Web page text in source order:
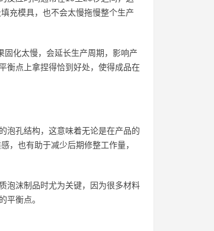
充模具，也不会太慢拖慢整个生产
化太慢，会延长生产周期，影响产
衡点上拿捏得恰到好处，使得成品在
泡孔结构，这意味着无论是在产品的
，也有助于减少后期修整工作量，
泡沫制品时尤为关键，因为很多材料
平衡点。